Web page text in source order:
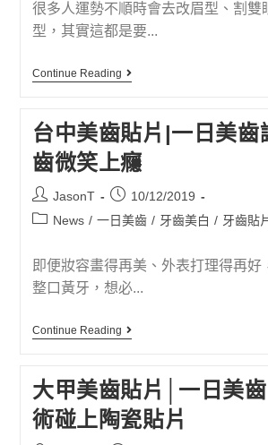
很多人運勢不順時會去改眉型、割雙
型，其實這都是要...
Continue Reading
台中美齒貼片|一日美齒
齒微笑上癮
JasonT
10/12/2019
News / 一日美齒 / 牙齒美白 / 牙齒貼
即便妝容畫得再美、外表打理得再好
整口黃牙，想必...
Continue Reading
大甲美齒貼片│一日美
術碰上陶瓷貼片